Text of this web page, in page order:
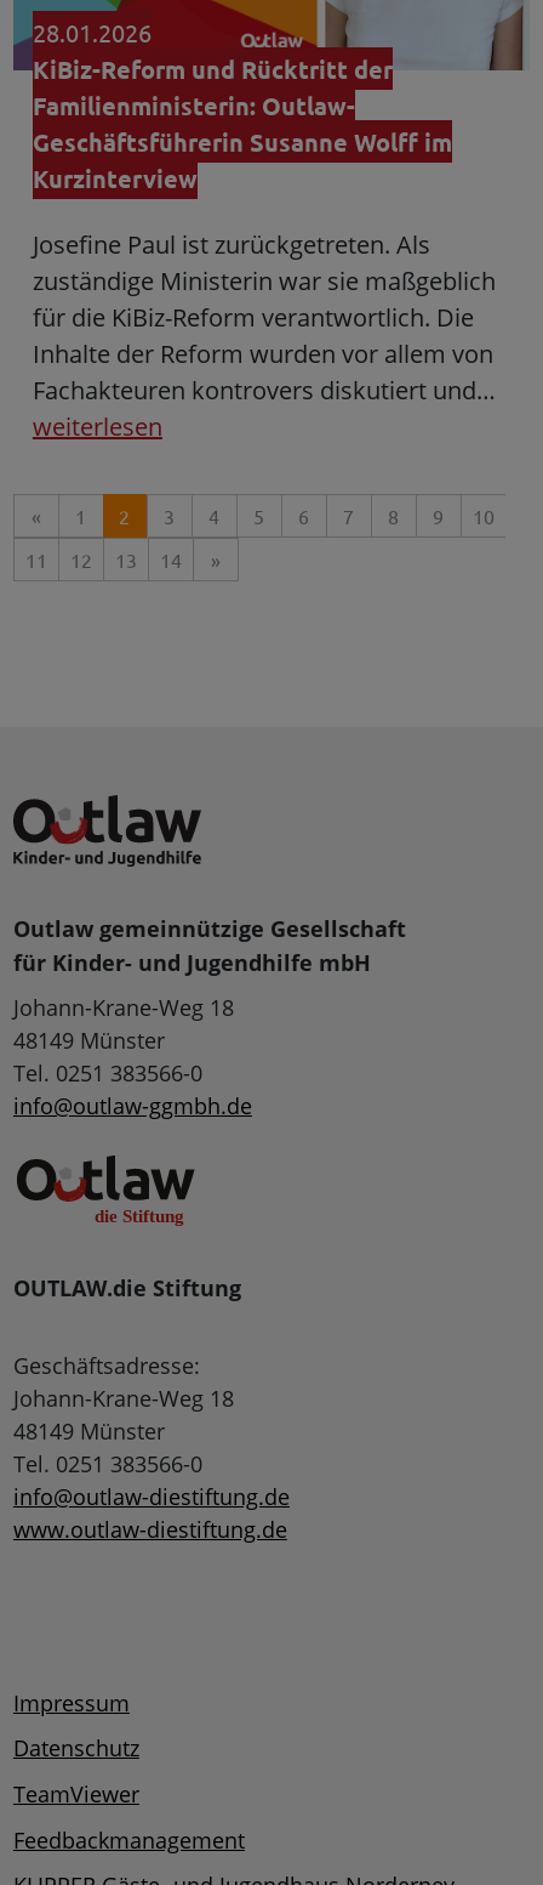
28.01.2026
KiBiz-Reform und Rücktritt der
Familienministerin: Outlaw-
Geschäftsführerin Susanne Wolff im
Kurzinterview
Josefine Paul ist zurückgetreten. Als
zuständige Ministerin war sie maßgeblich
für die KiBiz-Reform verantwortlich. Die
Inhalte der Reform wurden vor allem von
Fachakteuren kontrovers diskutiert und…
weiterlesen
« 1 2 3 4 5 6 7 8 9
10
11
12 13 14 »
Outlaw gemeinnützige Gesellschaft
für Kinder- und Jugendhilfe mbH
Johann-Krane-Weg 18
48149 Münster
Tel. 0251 383566-0
info@outlaw-ggmbh.de
OUTLAW.die Stiftung
Geschäftsadresse:
Johann-Krane-Weg 18
48149 Münster
Tel. 0251 383566-0
info@outlaw-diestiftung.de
www.outlaw-diestiftung.de
Impressum
Datenschutz
TeamViewer
Feedbackmanagement